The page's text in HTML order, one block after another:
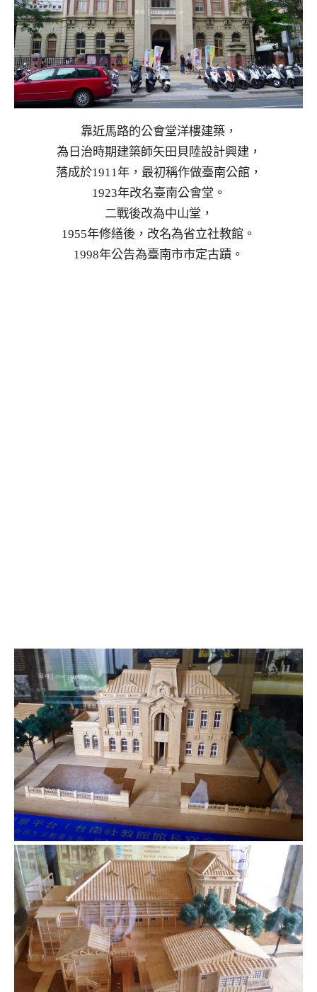
靠近馬路的公會堂洋樓建築，
為日治時期建築師矢田貝陸設計興建，
落成於1911年，最初稱作做臺南公館，
1923年改名臺南公會堂。
二戰後改為中山堂，
1955年修繕後，改名為省立社教館。
1998年公告為臺南市市定古蹟。